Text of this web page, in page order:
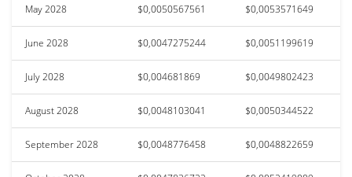
May 2028 $0,0050567561 $0,0053571649
June 2028 $0,0047275244 $0,0051199619
July 2028 $0,004681869 $0,0049802423
August 2028 $0,0048103041 $0,0050344522
September 2028 $0,0048776458 $0,0048822659